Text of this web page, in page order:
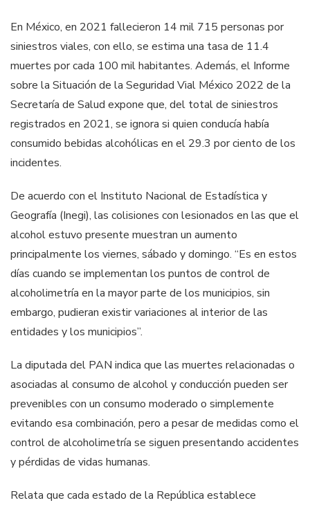
En México, en 2021 fallecieron 14 mil 715 personas por
siniestros viales, con ello, se estima una tasa de 11.4
muertes por cada 100 mil habitantes. Además, el Informe
sobre la Situación de la Seguridad Vial México 2022 de la
Secretaría de Salud expone que, del total de siniestros
registrados en 2021, se ignora si quien conducía había
consumido bebidas alcohólicas en el 29.3 por ciento de los
incidentes.
De acuerdo con el Instituto Nacional de Estadística y
Geografía (Inegi), las colisiones con lesionados en las que el
alcohol estuvo presente muestran un aumento
principalmente los viernes, sábado y domingo. “Es en estos
días cuando se implementan los puntos de control de
alcoholimetría en la mayor parte de los municipios, sin
embargo, pudieran existir variaciones al interior de las
entidades y los municipios”.
La diputada del PAN indica que las muertes relacionadas o
asociadas al consumo de alcohol y conducción pueden ser
prevenibles con un consumo moderado o simplemente
evitando esa combinación, pero a pesar de medidas como el
control de alcoholimetría se siguen presentando accidentes
y pérdidas de vidas humanas.
Relata que cada estado de la República establece